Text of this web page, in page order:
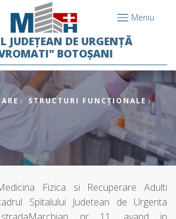
Meniu
JUDEȚEAN DE URGENȚĂ
BOTOȘANI
STRUCTURI FUNCȚIONALE
Fizica si Recuperare Adulti
Spitalului Judetean de Urgenta